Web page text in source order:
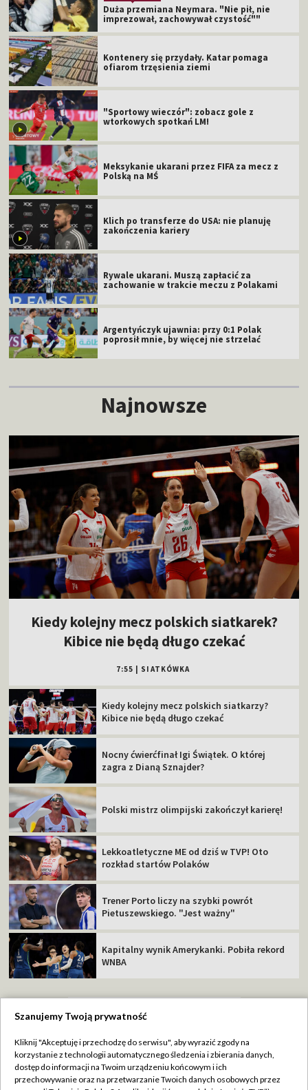
Duża przemiana Neymara. "Nie pił, nie
imprezował, zachowywał czystość""
Kontenery się przydały. Katar pomaga
ofiarom trzęsienia ziemi
"Sportowy wieczór": zobacz gole z
wtorkowych spotkań LM!
Meksykanie ukarani przez FIFA za mecz z
Polską na MŚ
Klich po transferze do USA: nie planuję
zakończenia kariery
Rywale ukarani. Muszą zapłacić za
zachowanie w trakcie meczu z Polakami
Argentyńczyk ujawnia: przy 0:1 Polak
poprosił mnie, by więcej nie strzelać
Najnowsze
Kiedy kolejny mecz polskich siatkarek?
Kibice nie będą długo czekać
7:55 SIATKÓWKA
Kiedy kolejny mecz polskich siatkarzy?
Kibice nie będą długo czekać
Nocny ćwierćfinał Igi Świątek. O której
zagra z Dianą Sznajder?
Polski mistrz olimpijski zakończył karierę!
Lekkoatletyczne ME od dziś w TVP! Oto
rozkład startów Polaków
Trener Porto liczy na szybki powrót
Pietuszewskiego. "Jest ważny"
Kapitalny wynik Amerykanki. Pobiła rekord
WNBA
Abonament TVP
Sklep TVP
Regulamin TVP
Polityka prywatności
Szanujemy Twoją prywatność
Kliknij "Akceptuję i przechodzę do serwisu", aby wyrazić zgody na
korzystanie z technologii automatycznego śledzenia i zbierania danych,
dostęp do informacji na Twoim urządzeniu końcowym i ich
przechowywanie oraz na przetwarzanie Twoich danych osobowych przez